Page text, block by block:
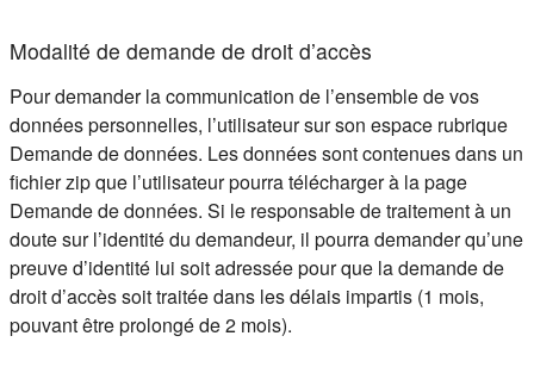
Modalité de demande de droit d’accès
Pour demander la communication de l’ensemble de vos
données personnelles, l’utilisateur sur son espace rubrique
Demande de données. Les données sont contenues dans un
fichier zip que l’utilisateur pourra télécharger à la page
Demande de données. Si le responsable de traitement à un
doute sur l’identité du demandeur, il pourra demander qu’une
preuve d’identité lui soit adressée pour que la demande de
droit d’accès soit traitée dans les délais impartis (1 mois,
pouvant être prolongé de 2 mois).